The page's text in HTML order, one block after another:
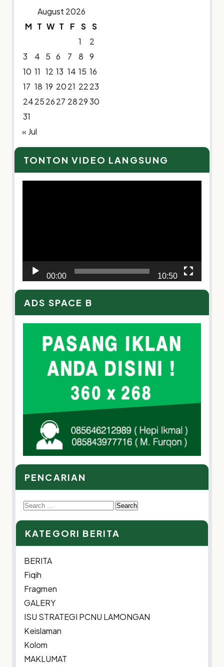
August 2026
M T W T F S S
1
2
3
4 5 6 7 8
9
10 11 12 13 14 15 16
17 18 19 2021 2223
24252627 282930
31
« Jul
TONTON VIDEO LANGSUNG
00:00 10:50
ADS SPACE B
PENCARIAN
Search
for:
KATEGORI BERITA
BERITA
Fiqih
Fragmen
GALERY
ISU STRATEGI PCNU LAMONGAN
Keislaman
Kolom
MAKLUMAT